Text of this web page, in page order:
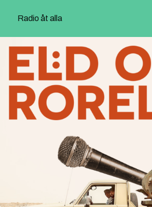
Radio åt alla